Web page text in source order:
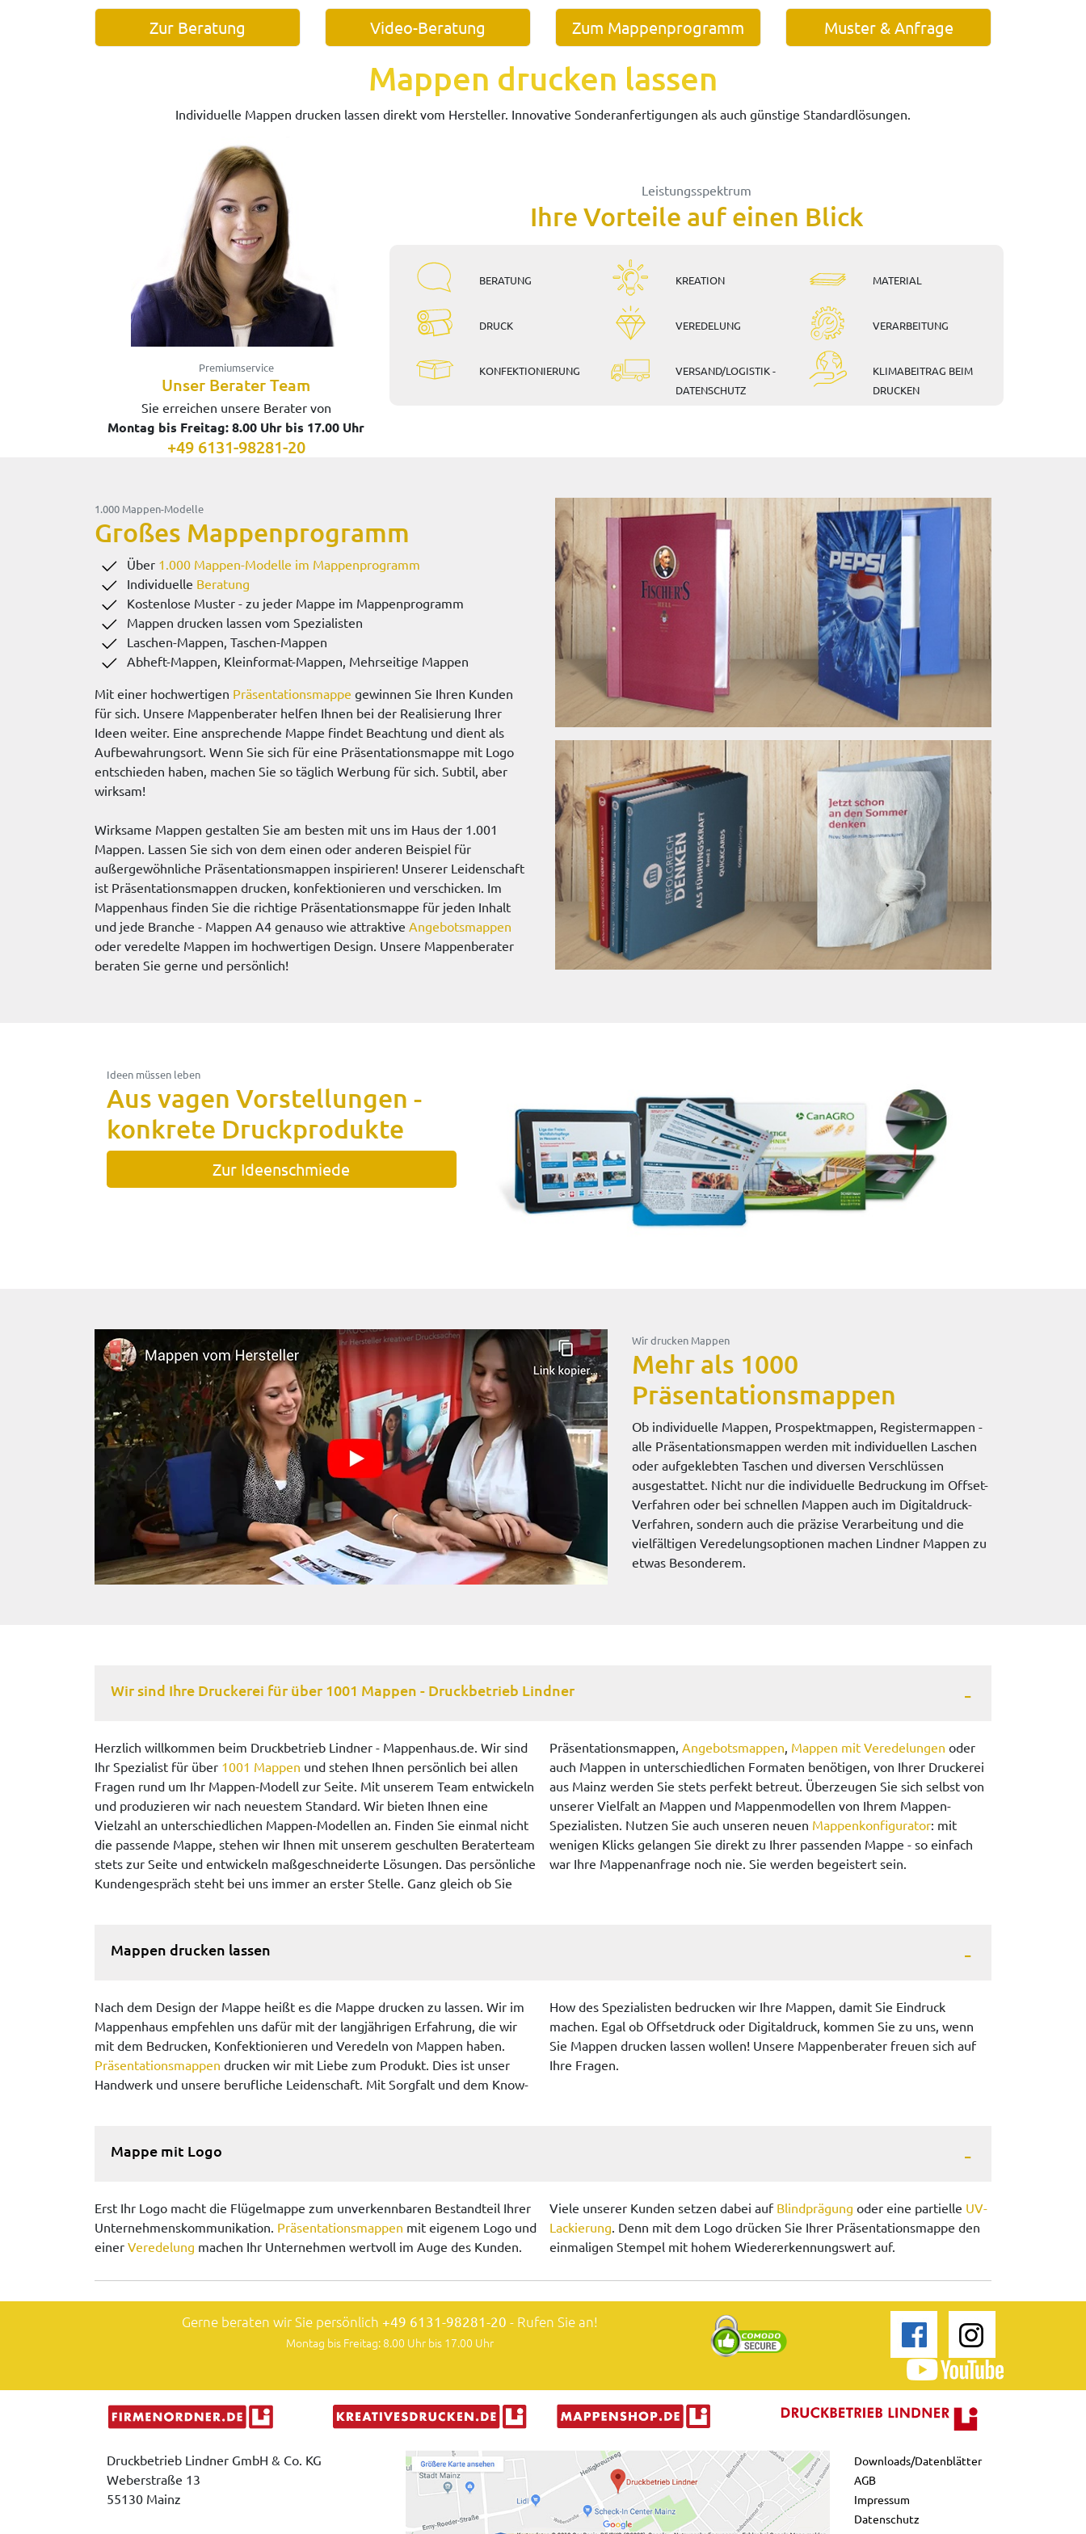
Zur Beratung Video-Beratung Zum Mappenprogramm Muster & Anfrage
Mappen drucken lassen
Individuelle Mappen drucken lassen direkt vom Hersteller. Innovative Sonderanfertigungen als auch günstige Standardlösungen.
Premiumservice
Unser Berater Team
Sie erreichen unsere Berater von
Montag bis Freitag: 8.00 Uhr bis 17.00 Uhr
+49 6131-98281-20
Leistungsspektrum
Ihre Vorteile auf einen Blick
BERATUNG KREATION MATERIAL
DRUCK VEREDELUNG VERARBEITUNG
KONFEKTIONIERUNG
VERSAND/LOGISTIK -
DATENSCHUTZ
KLIMABEITRAG BEIM
DRUCKEN
1.000 Mappen-Modelle
Großes Mappenprogramm
Über 1.000 Mappen-Modelle im Mappenprogramm
Individuelle Beratung
Kostenlose Muster - zu jeder Mappe im Mappenprogramm
Mappen drucken lassen vom Spezialisten
Laschen-Mappen, Taschen-Mappen
Abheft-Mappen, Kleinformat-Mappen, Mehrseitige Mappen
Mit einer hochwertigen Präsentationsmappe gewinnen Sie Ihren Kunden
für sich. Unsere Mappenberater helfen Ihnen bei der Realisierung Ihrer
Ideen weiter. Eine ansprechende Mappe findet Beachtung und dient als
Aufbewahrungsort. Wenn Sie sich für eine Präsentationsmappe mit Logo
entschieden haben, machen Sie so täglich Werbung für sich. Subtil, aber
wirksam!
Wirksame Mappen gestalten Sie am besten mit uns im Haus der 1.001
Mappen. Lassen Sie sich von dem einen oder anderen Beispiel für
außergewöhnliche Präsentationsmappen inspirieren! Unserer Leidenschaft
ist Präsentationsmappen drucken, konfektionieren und verschicken. Im
Mappenhaus finden Sie die richtige Präsentationsmappe für jeden Inhalt
und jede Branche - Mappen A4 genauso wie attraktive Angebotsmappen
oder veredelte Mappen im hochwertigen Design. Unsere Mappenberater
beraten Sie gerne und persönlich!
Ideen müssen leben
Aus vagen Vorstellungen -
konkrete Druckprodukte
Zur Ideenschmiede
Wir drucken Mappen
Mehr als 1000
Präsentationsmappen
Ob individuelle Mappen, Prospektmappen, Registermappen -
alle Präsentationsmappen werden mit individuellen Laschen
oder aufgeklebten Taschen und diversen Verschlüssen
ausgestattet. Nicht nur die individuelle Bedruckung im Offset-
Verfahren oder bei schnellen Mappen auch im Digitaldruck-
Verfahren, sondern auch die präzise Verarbeitung und die
vielfältigen Veredelungsoptionen machen Lindner Mappen zu
etwas Besonderem.
Wir sind Ihre Druckerei für über 1001 Mappen - Druckbetrieb Lindner
Herzlich willkommen beim Druckbetrieb Lindner - Mappenhaus.de. Wir sind
Ihr Spezialist für über 1001 Mappen und stehen Ihnen persönlich bei allen
Fragen rund um Ihr Mappen-Modell zur Seite. Mit unserem Team entwickeln
und produzieren wir nach neuestem Standard. Wir bieten Ihnen eine
Vielzahl an unterschiedlichen Mappen-Modellen an. Finden Sie einmal nicht
die passende Mappe, stehen wir Ihnen mit unserem geschulten Beraterteam
stets zur Seite und entwickeln maßgeschneiderte Lösungen. Das persönliche
Kundengespräch steht bei uns immer an erster Stelle. Ganz gleich ob Sie
Präsentationsmappen, Angebotsmappen Mappen mit Veredelungen oder
auch Mappen in unterschiedlichen Formaten benötigen, von Ihrer Druckerei
aus Mainz werden Sie stets perfekt betreut. Überzeugen Sie sich selbst von
unserer Vielfalt an Mappen und Mappenmodellen von Ihrem Mappen-
Spezialisten. Nutzen Sie auch unseren neuen Mappenkonfigurator: mit
wenigen Klicks gelangen Sie direkt zu Ihrer passenden Mappe - so einfach
war Ihre Mappenanfrage noch nie. Sie werden begeistert sein.
Mappen drucken lassen
Nach dem Design der Mappe heißt es die Mappe drucken zu lassen. Wir im
Mappenhaus empfehlen uns dafür mit der langjährigen Erfahrung, die wir
mit dem Bedrucken, Konfektionieren und Veredeln von Mappen haben.
Präsentationsmappen drucken wir mit Liebe zum Produkt. Dies ist unser
Handwerk und unsere berufliche Leidenschaft. Mit Sorgfalt und dem Know-
How des Spezialisten bedrucken wir Ihre Mappen, damit Sie Eindruck
machen. Egal ob Offsetdruck oder Digitaldruck, kommen Sie zu uns, wenn
Sie Mappen drucken lassen wollen! Unsere Mappenberater freuen sich auf
Ihre Fragen.
Mappe mit Logo
Erst Ihr Logo macht die Flügelmappe zum unverkennbaren Bestandteil Ihrer
Unternehmenskommunikation. Präsentationsmappen mit eigenem Logo und
einer Veredelung machen Ihr Unternehmen wertvoll im Auge des Kunden.
Viele unserer Kunden setzen dabei auf Blindprägung oder eine partielle UV-
Lackierung . Denn mit dem Logo drücken Sie Ihrer Präsentationsmappe den
einmaligen Stempel mit hohem Wiedererkennungswert auf.
Gerne beraten wir Sie persönlich +49 6131-98281-20 - Rufen Sie an!
Montag bis Freitag: 8.00 Uhr bis 17.00 Uhr
Druckbetrieb Lindner GmbH & Co. KG
Weberstraße 13
55130 Mainz
Downloads/Datenblätter
AGB
Impressum
Datenschutz